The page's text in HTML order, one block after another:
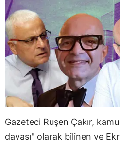
Gazeteci Ruşen Çakır,
davası" olarak bilinen ve